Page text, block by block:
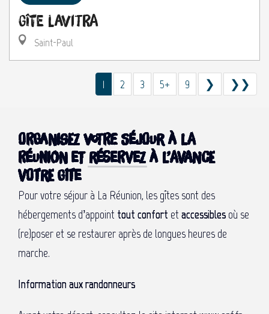
Gîte Lavitra
Saint-Paul
1 2 3 5+ 9 ❯ ❯❯
Organisez votre séjour à La
Réunion et réservezà l’avance
votre Gîte
Pour votre séjour à La Réunion, les gîtes sont des
hébergements d’appoint tout confort et accessibles où se
(re)poser et se restaurer après de longues heures de
marche.
Information aux randonneurs